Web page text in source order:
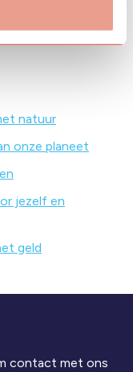
natuur
onze planeet
jezelf en
geld
contact met ons